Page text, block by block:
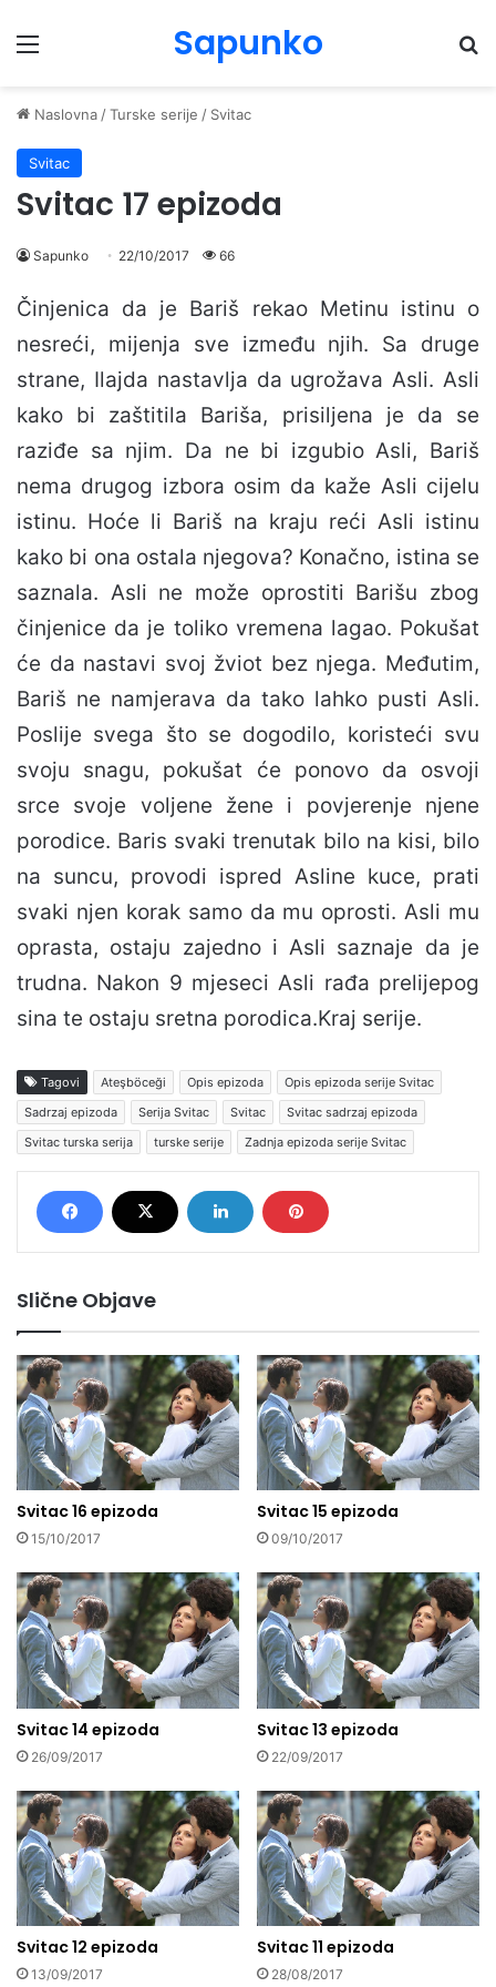
Menu Sapunko
Naslovna /Turske serije / Svitac
Svitac
Svitac 17 epizoda
Sapunko 22/10/2017 66
Činjenica da je Bariš rekao Metinu istinu o
nesreći, mijenja sve između njih. Sa druge
strane, Ilajda nastavlja da ugrožava Asli. Asli
kako bi zaštitila Bariša, prisiljena je da se
raziđe sa njim. Da ne bi izgubio Asli, Bariš
nema drugog izbora osim da kaže Asli cijelu
istinu. Hoće li Bariš na kraju reći Asli istinu
kako bi ona ostala njegova? Konačno, istina se
saznala. Asli ne može oprostiti Barišu zbog
činjenice da je toliko vremena lagao. Pokušat
će da nastavi svoj žviot bez njega. Međutim,
Bariš ne namjerava da tako lahko pusti Asli.
Poslije svega što se dogodilo, koristeći svu
svoju snagu, pokušat će ponovo da osvoji
srce svoje voljene žene i povjerenje njene
porodice. Baris svaki trenutak bilo na kisi, bilo
na suncu, provodi ispred Asline kuce, prati
svaki njen korak samo da mu oprosti. Asli mu
oprasta, ostaju zajedno i Asli saznaje da je
trudna. Nakon 9 mjeseci Asli rađa prelijepog
sina te ostaju sretna porodica.Kraj serije.
Tagovi Ateşböceği Opis epizoda
Opis epizoda serije Svitac
Sadrzaj epizoda
Serija Svitac Svitac
Svitac sadrzaj epizoda
Svitac turska serija
turske serije Zadnja epizoda serije Svitac
Slične Objave
Svitac 16 epizoda
15/10/2017
Svitac 15 epizoda
09/10/2017
Svitac 14 epizoda
26/09/2017
Svitac 13 epizoda
22/09/2017
Svitac 12 epizoda
13/09/2017
Svitac 11 epizoda
28/08/2017